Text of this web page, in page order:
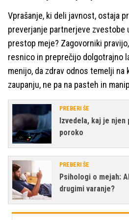
Vprašanje, ki deli javnost, ostaja
preverjanje partnerjeve zvestobe
prestop meje? Zagovorniki
resnico in preprečijo dolgotrajno
menijo, da zdrav odnos temelji na
zaupanju, ne pa na pasteh in
PREBERI ŠE
Izvedela, kaj je njen
poroko
PREBERI ŠE
Psihologi o mejah:
drugimi varanje?